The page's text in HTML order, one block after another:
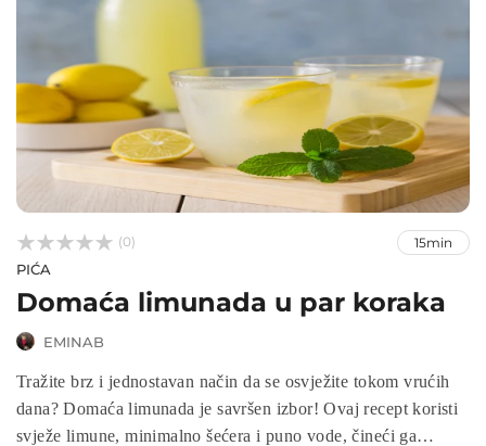


 (0) 15min
PIĆA
Domaća limunada u par koraka
EMINAB
Tražite brz i jednostavan način da se osvježite tokom vrućih
dana? Domaća limunada je savršen izbor! Ovaj recept koristi
svježe limune, minimalno šećera i puno vode, čineći ga